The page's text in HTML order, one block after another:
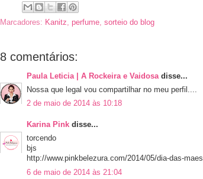
Marcadores: Kanitz, perfume, sorteio do blog
8 comentários:
Paula Leticia | A Rockeira e Vaidosa disse...
Nossa que legal vou compartilhar no meu perfil....
2 de maio de 2014 às 10:18
Karina Pink disse...
torcendo
bjs
http://www.pinkbelezura.com/2014/05/dia-das-
6 de maio de 2014 às 21:04